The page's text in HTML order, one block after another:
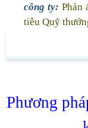
công ty: Phản
tiêu Quỹ
Phương